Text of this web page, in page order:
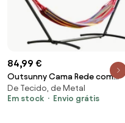
84,99 €
Outsunny Cama Rede com
Suporte de Aço Portátil Altura
Ajustável de 6 Níveis com Bolsa
De Tecido, de Metal
Em stock
Envio grátis